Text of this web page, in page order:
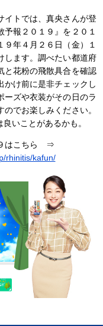
トでは、真央さんが登
報２０１９』を２０１
年４月２６日（金）１
します。調べたい都道府
と花粉の飛散具合を確認
かけ前に是非チェックし
ーズや衣装がその日のラ
でお楽しみください。
いことがあるかも。
９はこちら ⇒
rhinitis/kafun/